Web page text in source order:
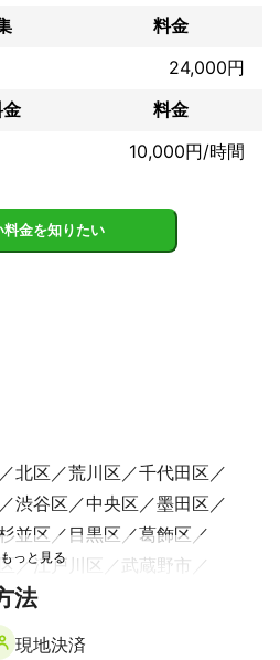
ション
ャパン
ン
ーション
ト
料金
24,000円
料金
10,000円/時間
料金を知りたい
北区 荒川区
千代田区
渋谷区 中央区
墨田区
並区 目黒区
葛飾区
江戸川区
武蔵野市
調布市
井市
法
現地決済